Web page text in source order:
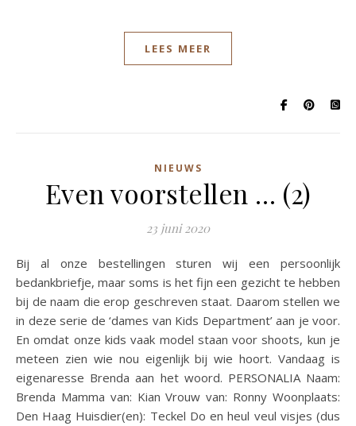
LEES MEER
NIEUWS
Even voorstellen … (2)
23 juni 2020
Bij al onze bestellingen sturen wij een persoonlijk
bedankbriefje, maar soms is het fijn een gezicht te hebben
bij de naam die erop geschreven staat. Daarom stellen we
in deze serie de ‘dames van Kids Department’ aan je voor.
En omdat onze kids vaak model staan voor shoots, kun je
meteen zien wie nou eigenlijk bij wie hoort. Vandaag is
eigenaresse Brenda aan het woord. PERSONALIA Naam:
Brenda Mamma van: Kian Vrouw van: Ronny Woonplaats:
Den Haag Huisdier(en): Teckel Do en heul veul visjes (dus